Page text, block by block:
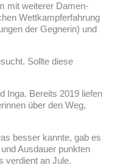
mit weiterer Damen-
Wettkampferfahrung
der Gegnerin) und
Sollte diese
Inga. Bereits 2019 liefen
über den Weg,
besser kannte, gab es
Ausdauer punkten
verdient an Jule.